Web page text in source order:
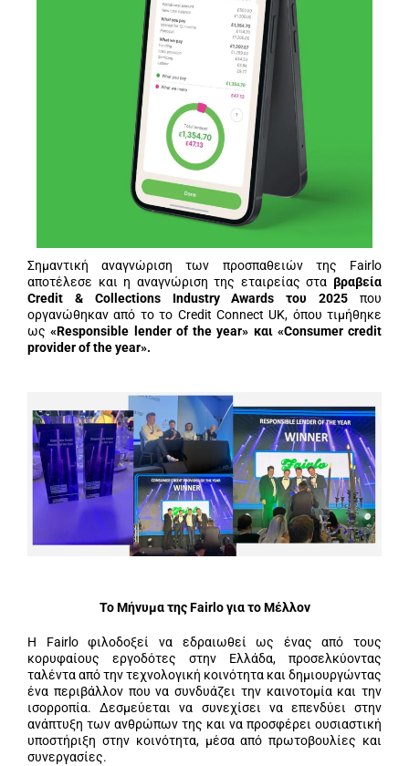
Σημαντική αναγνώριση των προσπαθειών της Fairlo
αποτέλεσε και η αναγνώριση της εταιρείας στα βραβεία
Credit & Collections Industry Awards του 2025 που
οργανώθηκαν από το το Credit Connect UK, όπου τιμήθηκε
ως «Responsible lender of the year» και «Consumer credit
provider of the year».
Το Μήνυμα της Fairlo για το Μέλλον
Η Fairlo φιλοδοξεί να εδραιωθεί ως ένας από τους
κορυφαίους εργοδότες στην Ελλάδα, προσελκύοντας
ταλέντα από την τεχνολογική κοινότητα και δημιουργώντας
ένα περιβάλλον που να συνδυάζει την καινοτομία και την
ισορροπία. Δεσμεύεται να συνεχίσει να επενδύει στην
ανάπτυξη των ανθρώπων της και να προσφέρει ουσιαστική
υποστήριξη στην κοινότητα, μέσα από πρωτοβουλίες και
συνεργασίες.